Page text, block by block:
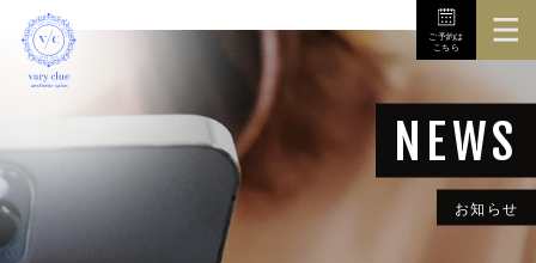
3Dボディスキャナ
ご予約は
こちら
お知らせ